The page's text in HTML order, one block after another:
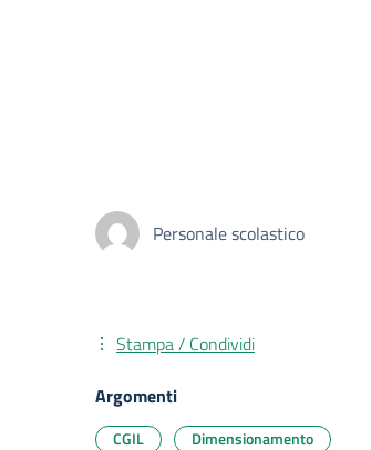
Personale scolastico
Stampa / Condividi
Argomenti
CGIL Dimensionamento